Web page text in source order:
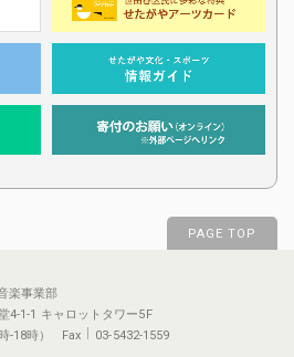
PAGE TOP
楽事業部
4-1-1 キャロットタワー5F
-18時） Fax 03-5432-1559